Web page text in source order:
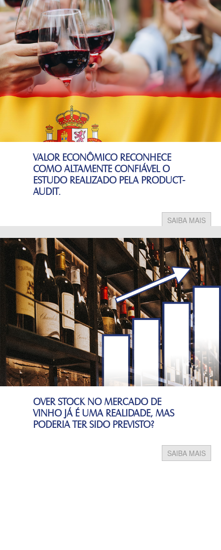
VALOR ECONÔMICO RECONHECE
COMO ALTAMENTE CONFIÁVEL O
ESTUDO REALIZADO PELA PRODUCT-
AUDIT.
SAIBA MAIS
OVER STOCK NO MERCADO DE
VINHO JÁ É UMA REALIDADE, MAS
PODERIA TER SIDO PREVISTO?
SAIBA MAIS